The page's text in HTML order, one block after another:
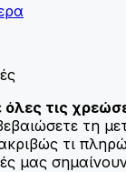
όλες τις
τη
τι
μας